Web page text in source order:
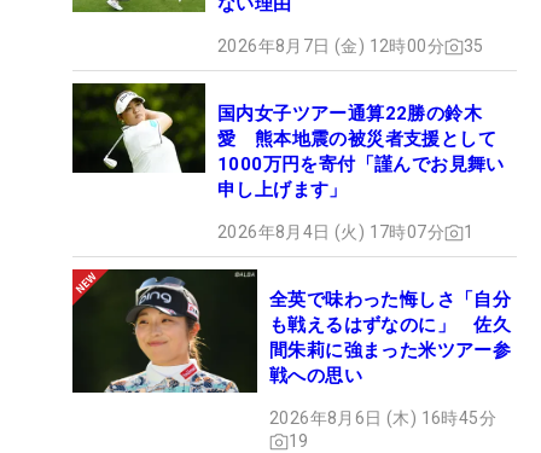
2026年8月7日 (金) 12時00分 35
国内女子ツアー通算22勝の鈴木
愛 熊本地震の被災者支援として
1000万円を寄付「謹んでお見舞い
申し上げます」
2026年8月4日 (火) 17時07分 1
全英で味わった悔しさ「自分
も戦えるはずなのに」 佐久
間朱莉に強まった米ツアー参
戦への思い
2026年8月6日 (木) 16時45分
19